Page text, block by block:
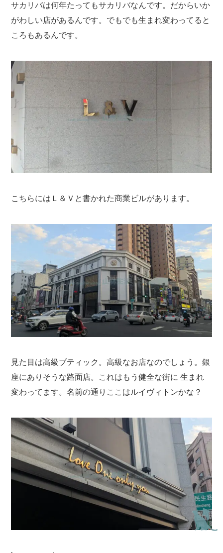
サカリバは何年たってもサカリバなんです。だからいか
がわしい店があるんです。でもでも生まれ変わってると
ころもあるんです。
こちらにはＬ＆Ｖと書かれた商業ビルがあります。
見た目は高級ブティック。高級なお店なのでしょう。銀
座にありそうな路面店。これはもう健全な街に 生まれ
変わってます。名前の通りここはルイヴィトンかな？